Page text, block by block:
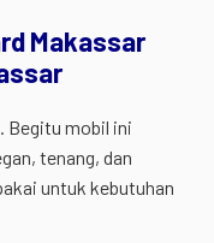
Makassar
Begitu mobil ini
tenang, dan
untuk kebutuhan